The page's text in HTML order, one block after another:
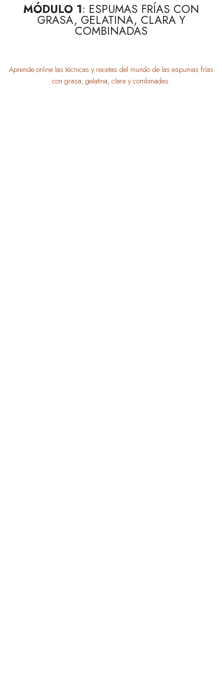
MÓDULO 1: ESPUMAS FRÍAS CON
GRASA, GELATINA, CLARA Y
COMBINADAS
Aprende online las técnicas y recetas del mundo de las espumas frías
con grasa, gelatina, clara y combinadas.